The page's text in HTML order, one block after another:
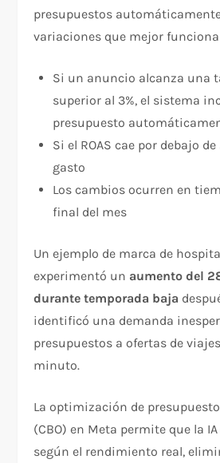
presupuestos
variaciones que mejor
Si un anuncio alcanza una
superior al 3%, el sistema
presupuesto
Si el ROAS cae por debajo
gasto
Los cambios ocurren en
final del mes
Un ejemplo de marca de
experimentó un aumento del
durante temporada baja
identificó una demanda
presupuestos a ofertas de
minuto.​
La optimización de
(CBO) en Meta permite que la
según el rendimiento real,